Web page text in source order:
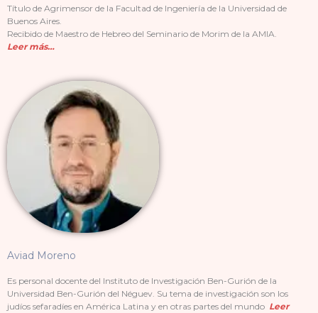
Título de Agrimensor de la Facultad de Ingeniería de la Universidad de
Buenos Aires.
Recibido de Maestro de Hebreo del Seminario de Morim de la AMIA.
Leer más…
Aviad Moreno
Es personal docente del Instituto de Investigación Ben-Gurión de la
Universidad Ben-Gurión del Néguev. Su tema de investigación son los
judíos sefaradíes en América Latina y en otras partes del mundo Leer